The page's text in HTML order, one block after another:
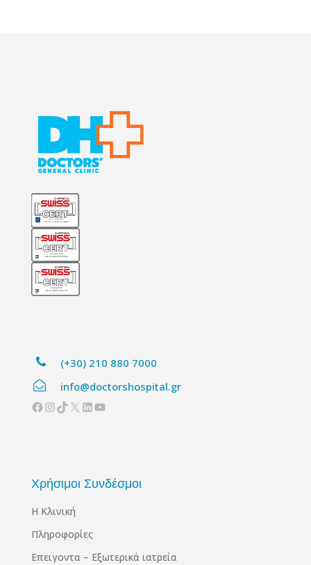
(+30) 210 880 7000
info@doctorshospital.gr
Facebook
Instagram
TikTok
X Linkedin
YouTube
Χρήσιμοι Συνδέσμοι
Η Κλινική
Πληροφορίες
Επειγοντα – Εξωτερικά ιατρεία